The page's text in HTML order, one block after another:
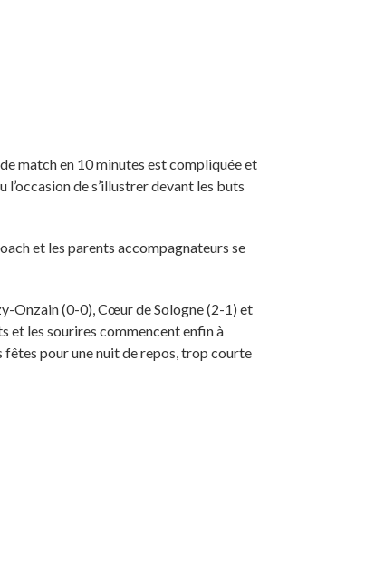
match en 10 minutes est compliquée et
de s’illustrer devant les buts
et les parents accompagnateurs se
Onzain (0-0), Cœur de Sologne (2-1) et
et les sourires commencent enfin à
fêtes pour une nuit de repos, trop courte